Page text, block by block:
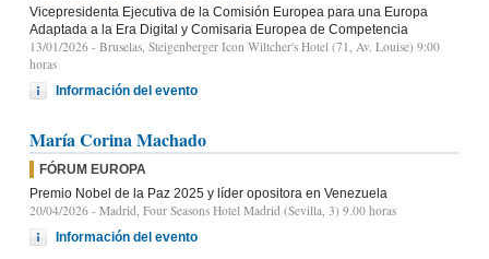
Vicepresidenta Ejecutiva de la Comisión Europea para una Europa
Adaptada a la Era Digital y Comisaria Europea de Competencia
13/01/2026 - Bruselas, Steigenberger Icon Wiltcher's Hotel (71, Av. Louise) 9:00
horas
Información del evento
María Corina Machado
FÓRUM EUROPA
Premio Nobel de la Paz 2025 y líder opositora en Venezuela
20/04/2026 - Madrid, Four Seasons Hotel Madrid (Sevilla, 3) 9.00 horas
Información del evento